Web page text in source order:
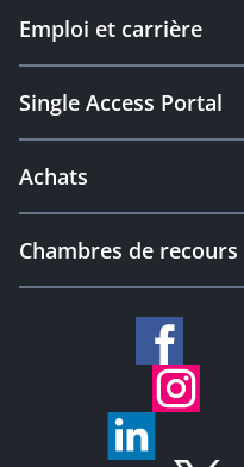
Emploi et carrière
Single Access Portal
Achats
Chambres de recours